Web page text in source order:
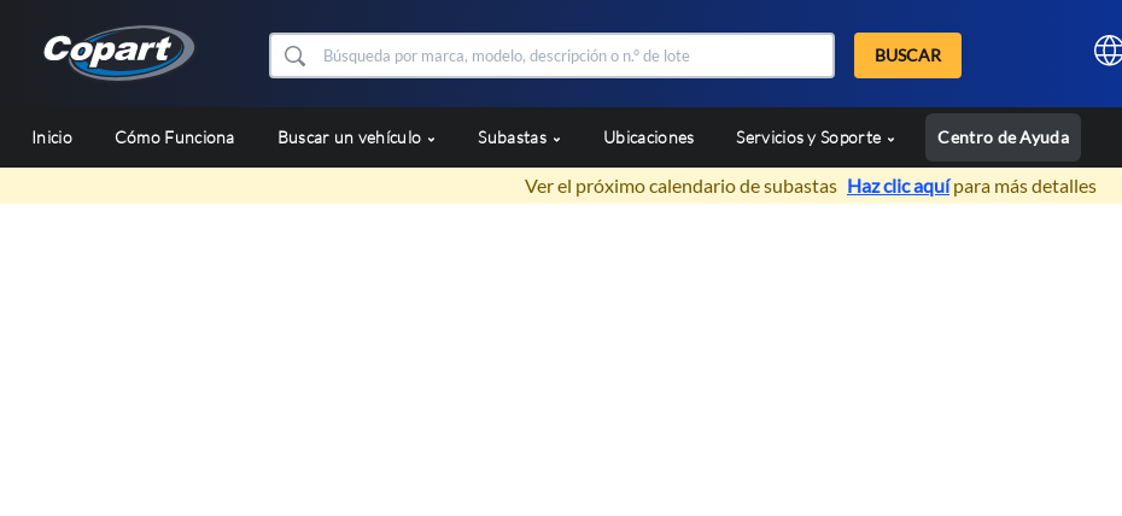
BUSCAR
Inicio Cómo Funciona Buscar un vehículo Subastas Ubicaciones Servicios y Soporte Centro de Ayuda
Ver el próximo calendario de subastas Haz clic aquípara más detalles